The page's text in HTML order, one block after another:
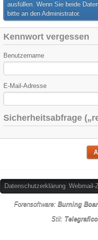
ausfüllen. Wenn Sie beide
bitte an den Administrator.
Kennwort vergessen
Benutzername
E-Mail-Adresse
Sicherheitsabfrage
Datenschutzerklärung Webmail-
Forensoftware: Burning
Stil: Telegrafico